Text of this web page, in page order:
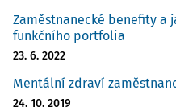
Zaměstnanecké benefity a
funkčního portfolia
23. 6. 2022
Mentální zdraví
24. 10. 2019